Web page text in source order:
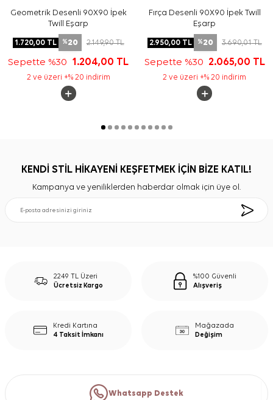
Geometrik Desenli 90X90 İpek
Twill Eşarp
1.720,00TL %20 2.149,90TL
Sepette %30 1.204,00 TL
2 ve üzeri +% 20 indirim
Fırça Desenli 90X90 İpek Twill
Eşarp
2.950,00TL %20 3.690,01TL
Sepette %30 2.065,00 TL
2 ve üzeri +% 20 indirim
KENDİ STİL HİKAYENİ KEŞFETMEK İÇİN BİZE KATIL!
Kampanya ve yeniliklerden haberdar olmak için üye ol.
2249 TL Üzeri
Ücretsiz Kargo
%100 Güvenli
Alışveriş
Kredi Kartına
4 Taksit İmkanı
Mağazada
Değişim
Whatsapp Destek